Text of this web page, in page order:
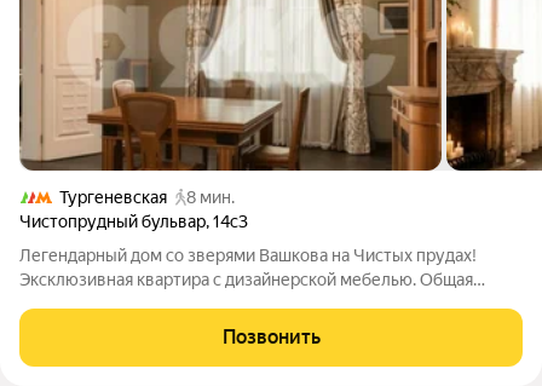
Тургеневская
8 мин.
Чистопрудный бульвар,14с3
Легендарный дом со зверями Вашкова на Чистых прудах!
Эксклюзивная квартира с дизайнерской мебелью. Общая
из окон: Прямой вид на Чистые пруды и школу храма Троицы
на Грязех Планировка:Квартира
Позвонить